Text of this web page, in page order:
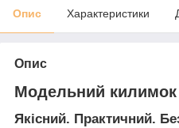
Опис Характеристики
Опис
Модельний килимок
Якісний. Практичний.